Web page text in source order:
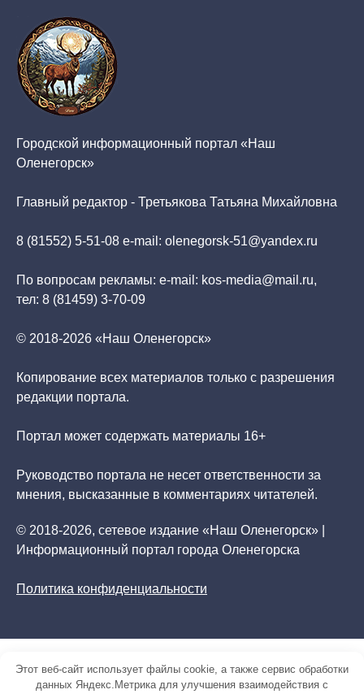
Городской информационный портал «Наш
Оленегорск»
Главный редактор - Третьякова Татьяна Михайловна
8 (81552) 5-51-08 e-mail: olenegorsk-51@yandex.ru
По вопросам рекламы: e-mail: kos-media@mail.ru,
тел: 8 (81459) 3-70-09
© 2018-2026 «Наш Оленегорск»
Копирование всех материалов только с разрешения
редакции портала.
Портал может содержать материалы 16+
Руководство портала не несет ответственности за
мнения, высказанные в комментариях читателей.
© 2018-2026, сетевое издание «Наш Оленегорск» |
Информационный портал города Оленегорска
Политика конфиденциальности
Этот веб-сайт использует файлы cookie, а также сервис обработки
данных Яндекс.Метрика для улучшения взаимодействия с